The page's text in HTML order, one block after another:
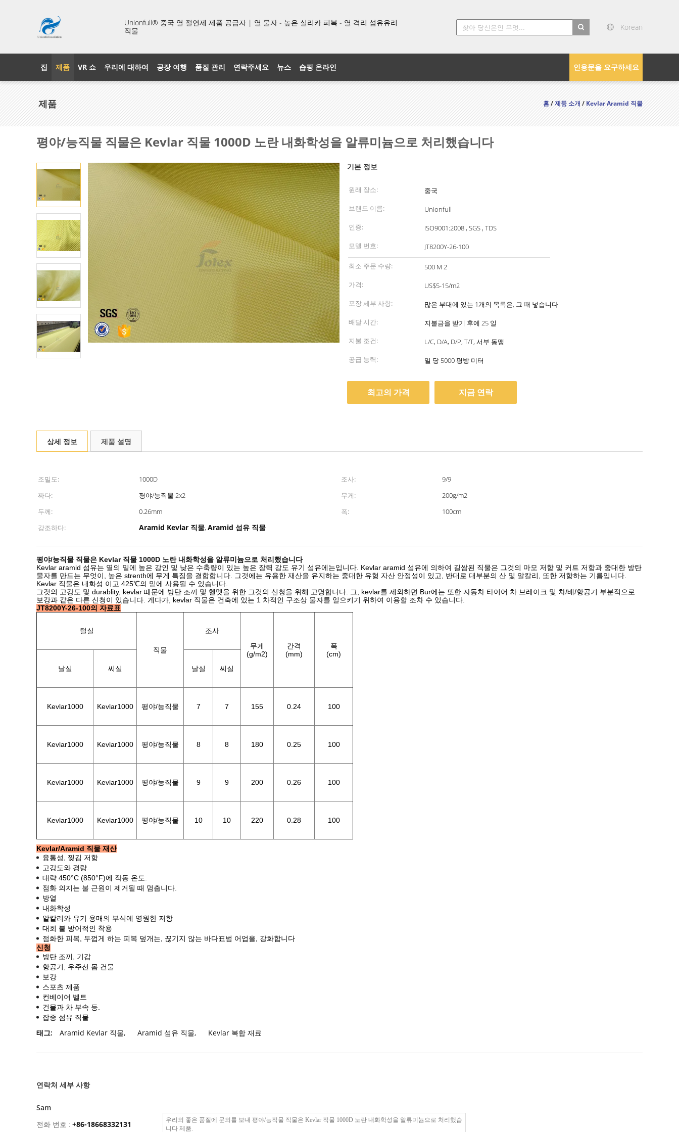
Unionfull® 중국 열 절연제 제품 공급자 | 열 물자 - 높은 실리카 피복 - 열 격리 섬유유리
직물
Korean
인용문을 요구하세요
집 제품 VR 쇼 우리에 대하여 공장 여행 품질 관리 연락주세요 뉴스 숍핑 온라인
제품 홈/제품 소개/Kevlar Aramid 직물
평야/능직물 직물은 Kevlar 직물 1000D 노란 내화학성을 알류미늄으로 처리했습니다
기본 정보
원래 장소:
중국
브랜드 이름:
Unionfull
인증:
ISO9001:2008 , SGS , TDS
모델 번호:
JT8200Y-26-100
최소 주문 수량:
500 M 2
가격:
US$5-15/m2
포장 세부 사항:
많은 부대에 있는 1개의 목록은, 그 때 넣습니다
배달 시간:
지불금을 받기 후에 25 일
지불 조건:
L/C, D/A, D/P, T/T, 서부 동맹
공급 능력:
일 당 5000 평방 미터
최고의 가격 지금 연락
상세 정보 제품 설명
조밀도: 1000D 조사:
9/9
짜다:
평야/능직물 2x2 무게:
200g/m2
두께:
0.26mm 폭:
100cm
강조하다:
Aramid Kevlar 직물, Aramid 섬유 직물
평야/능직물 직물은 Kevlar 직물 1000D 노란 내화학성을 알류미늄으로 처리했습니다
Kevlar aramid 섬유는 열의 밑에 높은 강인 및 낮은 수축량이 있는 높은 장력 강도 유기 섬유에는입니다. Kevlar aramid 섬유에 의하여 길쌈된 직물은 그것의 마모 저항 및 커트 저항과 중대한 방탄
물자를 만드는 무엇이, 높은 strenth에 무게 특징을 결합합니다. 그것에는 유용한 재산을 유지하는 중대한 유형 자산 안정성이 있고, 반대로 대부분의 산 및 알칼리, 또한 저항하는 기름입니다.
Kevlar 직물은 내화성 이고 425℃의 밑에 사용될 수 있습니다.
그것의 고강도 및 durablity, kevlar 때문에 방탄 조끼 및 헬멧을 위한 그것의 신청을 위해 고명합니다. 그, kevlar를 제외하면 Bur에는 또한 자동차 타이어 차 브레이크 및 차/배/항공기 부분적으로
보강과 같은 다른 신청이 있습니다. 게다가, kevlar 직물은 건축에 있는 1 차적인 구조상 물자를 일으키기 위하여 이용할 조차 수 있습니다.
JT8200Y-26-100의 자료표
털실
직물
조사
무게
(g/m2)
간격
(mm)
폭
(cm)
날실
씨실 날실 씨실
Kevlar1000 Kevlar1000 평야/능직물 7 7 155 0.24 100
Kevlar1000 Kevlar1000 평야/능직물 8 8 180 0.25 100
Kevlar1000 Kevlar1000 평야/능직물 9 9 200 0.26 100
Kevlar1000 Kevlar1000 평야/능직물 10 10 220 0.28 100
Kevlar/Aramid 직물 재산
융통성, 찢김 저항
고강도와 경량.
대략 450°C (850°F)에 작동 온도.
점화 의지는 불 근원이 제거될 때 멈춥니다.
방열
내화학성
알칼리와 유기 용매의 부식에 영원한 저항
대회 불 방어적인 착용
점화한 피복, 두껍게 하는 피복 덮개는, 끊기지 않는 바다표범 어업을, 강화합니다
신청
방탄 조끼, 기갑
항공기, 우주선 몸 건물
보강
스포츠 제품
컨베이어 벨트
건물과 차 부속 등.
잡종 섬유 직물
태그: Aramid Kevlar 직물, Aramid 섬유 직물, Kevlar 복합 재료
연락처 세부 사항
Sam
전화 번호 : +86-18668332131